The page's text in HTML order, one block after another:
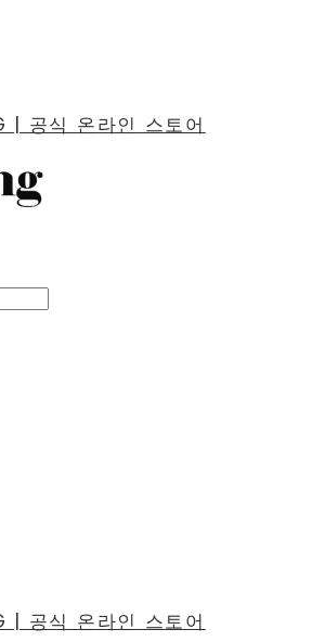
| 공식 온라인 스토어
| 공식 온라인 스토어